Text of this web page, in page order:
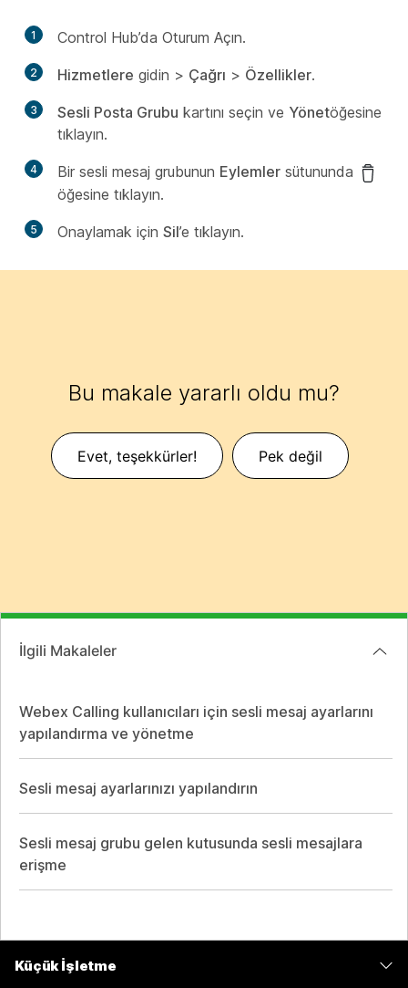
1 Control Hub’da Oturum Açın.
2 Hizmetlere gidin > Çağrı > Özellikler.
3 Sesli Posta Grubu kartını seçin ve Yönetöğesine
tıklayın.
4 Bir sesli mesaj grubunun Eylemler sütununda
öğesine tıklayın.
5 Onaylamak için Sil’e tıklayın.
Bu makale yararlı oldu mu?
Evet, teşekkürler! Pek değil
İlgili Makaleler
Webex Calling kullanıcıları için sesli mesaj ayarlarını
yapılandırma ve yönetme
Sesli mesaj ayarlarınızı yapılandırın
Sesli mesaj grubu gelen kutusunda sesli mesajlara
erişme
Küçük İşletme